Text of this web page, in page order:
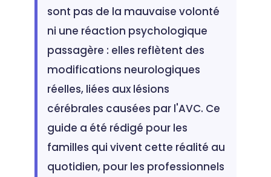
sont pas de la mauvaise volonté
ni une réaction psychologique
passagère : elles reflètent des
modifications neurologiques
réelles, liées aux lésions
cérébrales causées par l'AVC. Ce
guide a été rédigé pour les
familles qui vivent cette réalité au
quotidien, pour les professionnels